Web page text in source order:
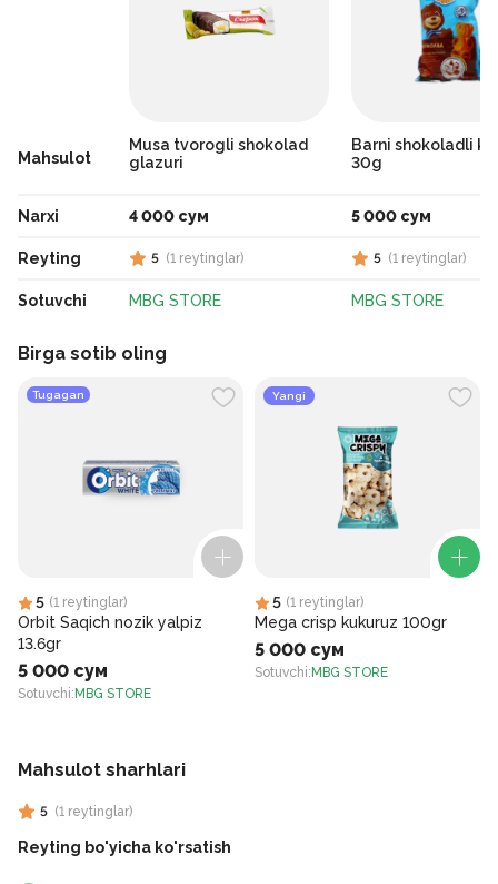
Mahsulot
Narxi
Reyting
Sotuvchi
Musa tvorogli shokolad
glazuri
4 000 сум
5 (1 reytinglar)
MBG STORE
Barni shokoladli
30g
5 000 сум
5 (1 reytinglar)
MBG STORE
Birga sotib oling
Tugagan
5 (1 reytinglar)
Orbit Saqich nozik yalpiz
13.6gr
5 000 сум
Sotuvchi: MBG STORE
Yangi
5 (1 reytinglar)
Mega crisp kukuruz 100gr
5 000 сум
Sotuvchi: MBG STORE
Mahsulot sharhlari
5 (1 reytinglar)
Reyting bo'yicha ko'rsatish